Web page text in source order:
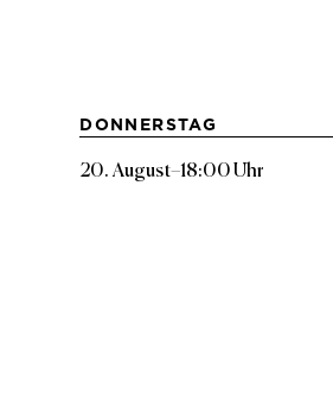
DONNERSTAG
20. August–18:00 Uhr